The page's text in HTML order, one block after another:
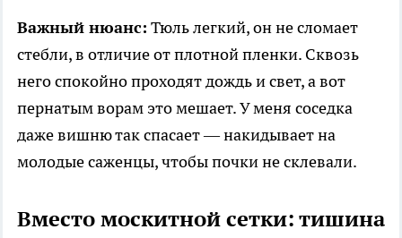
Важный нюанс: Тюль легкий, он не сломает
стебли, в отличие от плотной пленки. Сквозь
него спокойно проходят дождь и свет, а вот
пернатым ворам это мешает. У меня соседка
даже вишню так спасает — накидывает на
молодые саженцы, чтобы почки не склевали.
Вместо москитной сетки: тишина